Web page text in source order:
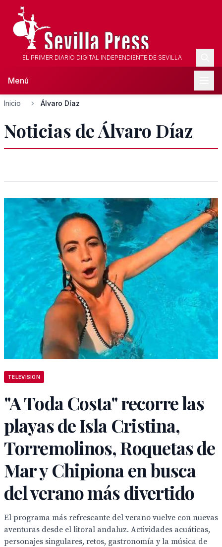
EL PRIMER DIARIO DIGITAL INDEPENDIENTE DE SEVILLA
Menú
Inicio Álvaro Díaz
Noticias de Álvaro Díaz
TELEVISION
"A Toda Costa" recorre las
playas de Isla Cristina,
Torremolinos, Roquetas de
Mar y Chipiona en busca
del verano más divertido
El programa más refrescante del verano vuelve con nuevas
aventuras desde el litoral andaluz. Actividades acuáticas,
personajes singulares, retos, gastronomía y la música de